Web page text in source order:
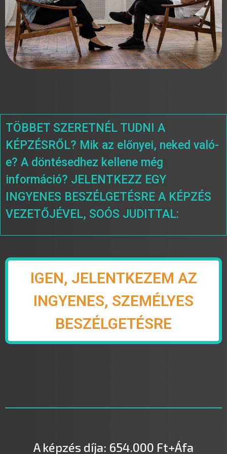
TÖBBET SZERETNÉL TUDNI A
KÉPZÉSRŐL? Mik az előnyei, neked való-
e? A döntésedhez kellene még
információ? JELENTKEZZ EGY
INGYENES BESZÉLGETÉSRE A KÉPZÉS
VEZETŐJÉVEL, SOÓS JUDITTAL:
IGEN, JELENTKEZEM AZ
INGYENES, SZEMÉLYES
BESZÉLGETÉSRE
A képzés díja: 654.000 Ft+Áfa